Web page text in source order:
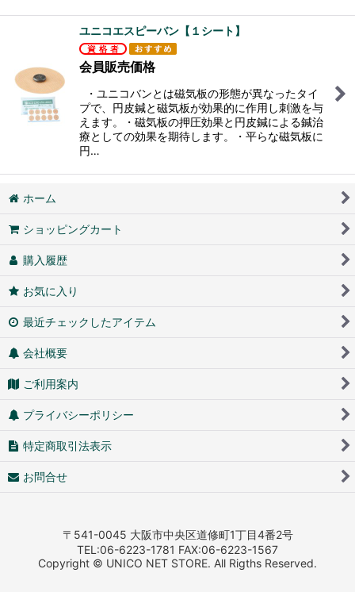
ユニコエスピーバン【１シート】
会員販売価格
・ユニコバンとは磁気板の形態が異なったタイ
プで、円皮鍼と磁気板が効果的に作用し刺激を与
えます。・磁気板の押圧効果と円皮鍼による鍼治
療としての効果を期待します。・平らな磁気板に
円…
ホーム
ショッピングカート
購入履歴
お気に入り
最近チェックしたアイテム
会社概要
ご利用案内
プライバシーポリシー
特定商取引法表示
お問合せ
〒541-0045 大阪市中央区道修町1丁目4番2号
TEL:06-6223-1781 FAX:06-6223-1567
Copyright © UNICO NET STORE. All Rigths Reserved.